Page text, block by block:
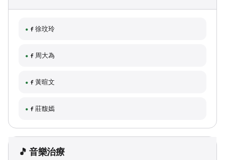
徐玟玲
周大為
黃暄文
莊馥嫣
🎵 音樂治療